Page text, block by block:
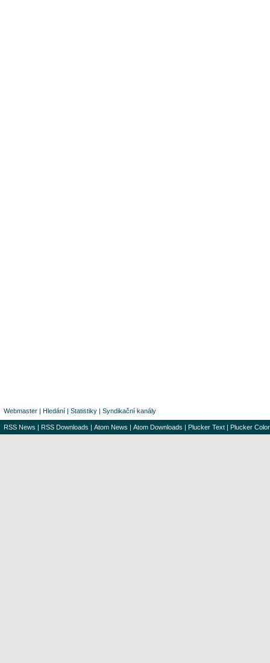
Webmaster | Hledání | Statistiky | Syndikační kanály
RSS News | RSS Downloads | Atom News | Atom Downloads | Plucker Text | Plucker Color